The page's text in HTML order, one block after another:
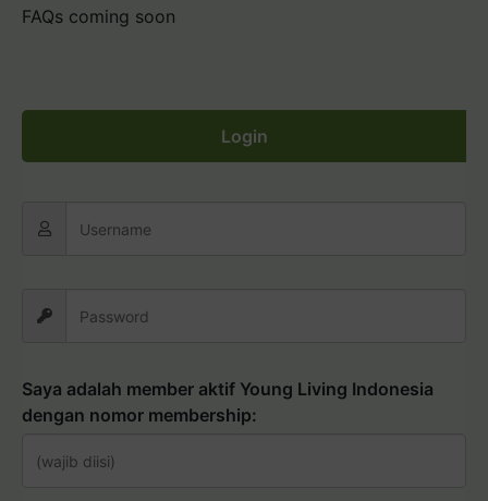
FAQs coming soon
Login
Saya adalah member aktif Young Living Indonesia
dengan nomor membership: